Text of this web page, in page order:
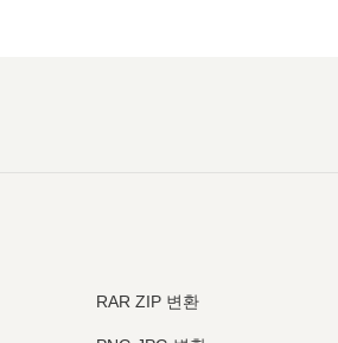
RAR ZIP 변환